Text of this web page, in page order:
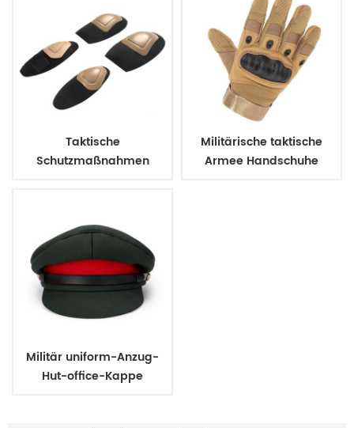
Taktische
Schutzmaßnahmen
Militärische taktische
Armee Handschuhe
Militär uniform-Anzug-
Hut-office-Kappe